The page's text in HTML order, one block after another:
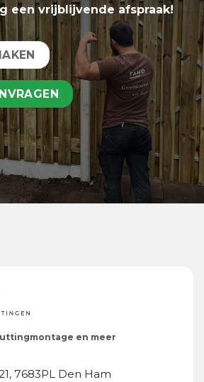
een vrijblijvende afspraak!
en meer
7683PL Den Ham